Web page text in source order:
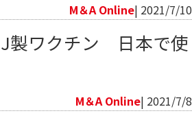
M＆A Online| 2021/7/10
J製ワクチン 日本で使
M＆A Online| 2021/7/8